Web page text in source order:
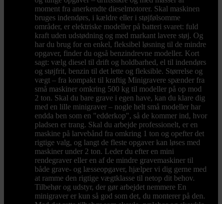
moment fra anerkendte dieselmotorer. Skal maskinen
bruges indendørs, i kældre eller i støjfølsomme
områder, er elektriske modeller på batteri svaret: fuld
kraft uden udstødning og med markant lavere støj. Og
har du brug for en enkel, fleksibel løsning til de mindre
opgaver, finder du også benzindrevne modeller. Kort
sagt: vælg diesel til drift og holdbarhed, el til indendørs
og støjfrit, benzin til det lette og fleksible. Størrelse og
vægt – fra kompakt til kraftig Minigravere spænder fra
små maskiner omkring 500 kg til modeller på op mod
2 ton. Skal du bare grave i egen have, kan du klare dig
med en lille minigraver – nogle helt små modeller har
endda ben som en "edderkop", så de kommer ind, hvor
pladsen er trang. Skal du arbejde professionelt, er en
maskine på larvebånd fra omkring 1 ton og opefter det
rigtige valg, og langt de fleste opgaver kan løses med
maskiner under 2 ton. Leder du efter en mini
rendegraver eller en af de mindre gravemaskiner til
både grave- og læsseopgaver, hjælper vi dig gerne med
at ramme den rigtige vægtklasse til netop dit behov.
Tilbehør og udstyr, der gør arbejdet nemmere En
minigraver er kun så god som det, du monterer på den.